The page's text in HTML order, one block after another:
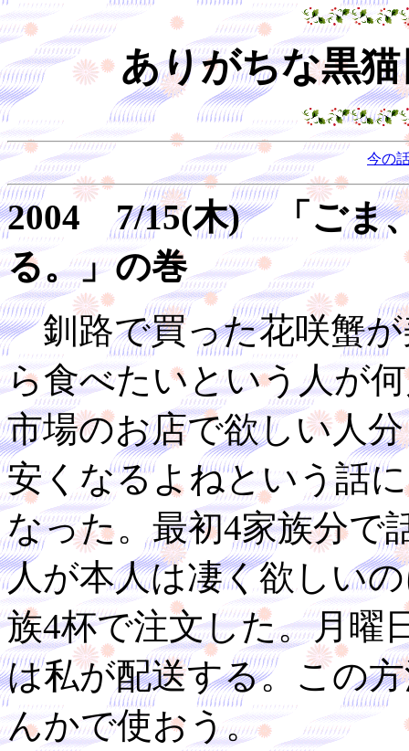
ありがちな黒
今の
2004 7/15(木) 「ごま
る。」の巻
釧路で買った花咲蟹が
ら食べたいという人が
市場のお店で欲しい人
安くなるよねという話
なった。最初4家族分で
人が本人は凄く欲しい
族4杯で注文した。月曜
は私が配送する。この
んかで使おう。